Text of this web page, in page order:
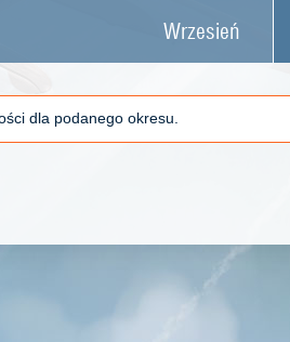
Wrzesień
dla podanego okresu.